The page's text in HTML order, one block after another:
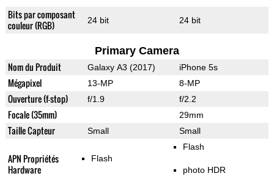
Bits par composant
couleur (RGB)
24 bit 24 bit
Primary Camera
Nom du Produit Galaxy A3 (2017) iPhone 5s
Mégapixel 13-MP 8-MP
Ouverture (f-stop) f/1.9 f/2.2
Focale (35mm) 29mm
Taille Capteur Small Small
APN Propriétés
Hardware
Flash
Flash
photo HDR